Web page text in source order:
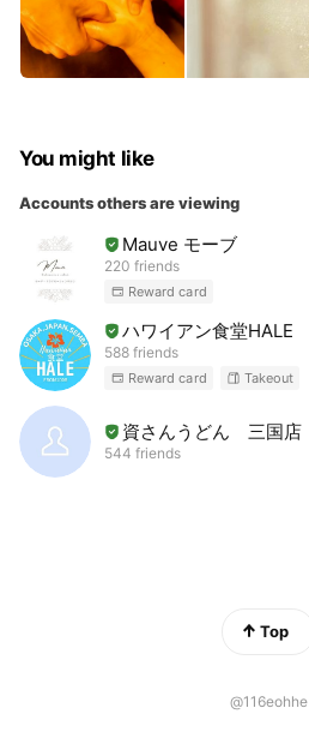
You might like
Accounts others are viewing
Mauve モーブ
220 friends
Reward card
ハワイアン食堂HALE
588 friends
Reward card Takeout
資さんうどん 三国店
544 friends
Top
@116eohhe